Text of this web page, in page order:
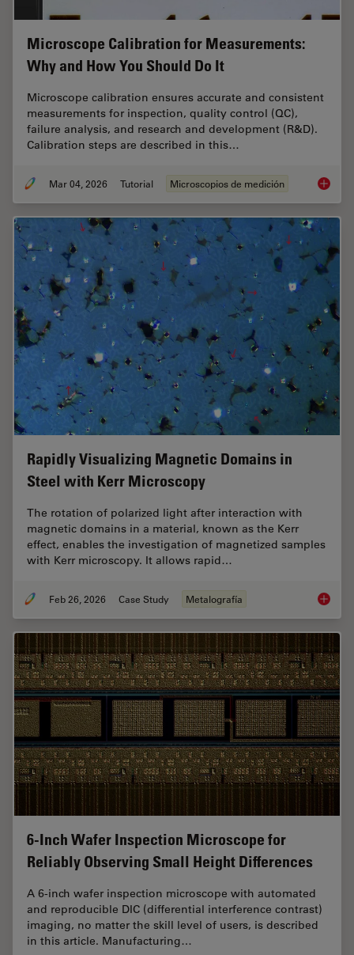
Microscope Calibration for Measurements:
Why and How You Should Do It
Microscope calibration ensures accurate and consistent
measurements for inspection, quality control (QC),
failure analysis, and research and development (R&D).
Calibration steps are described in this…
Mar 04, 2026 Tutorial Microscopios de medición
Rapidly Visualizing Magnetic Domains in
Steel with Kerr Microscopy
The rotation of polarized light after interaction with
magnetic domains in a material, known as the Kerr
effect, enables the investigation of magnetized samples
with Kerr microscopy. It allows rapid…
Feb 26, 2026 Case Study Metalografía
6-Inch Wafer Inspection Microscope for
Reliably Observing Small Height Differences
A 6-inch wafer inspection microscope with automated
and reproducible DIC (differential interference contrast)
imaging, no matter the skill level of users, is described
in this article. Manufacturing…